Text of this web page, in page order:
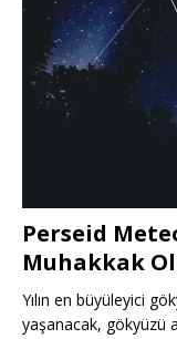
Perseid
Muhakkak
Yılın en büyüleyici
yaşanacak, gökyüzü